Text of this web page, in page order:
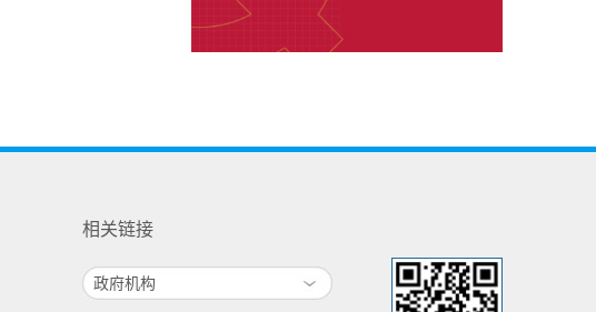
相关链接
政府机构